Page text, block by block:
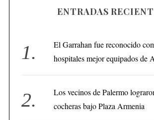
ENTRADAS
El Garrahan fue reconocido
hospitales mejor equipados de
Los vecinos de Palermo
cocheras bajo Plaza Armenia